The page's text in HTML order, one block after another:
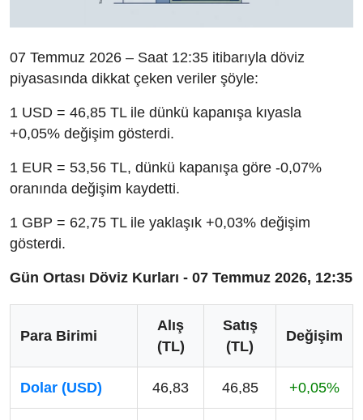
07 Temmuz 2026 – Saat 12:35 itibarıyla döviz
piyasasında dikkat çeken veriler şöyle:
1 USD = 46,85 TL ile dünkü kapanışa kıyasla
+0,05% değişim gösterdi.
1 EUR = 53,56 TL, dünkü kapanışa göre -0,07%
oranında değişim kaydetti.
1 GBP = 62,75 TL ile yaklaşık +0,03% değişim
gösterdi.
Gün Ortası Döviz Kurları - 07 Temmuz 2026, 12:35
Para Birimi
Alış
(TL)
Satış
(TL)
Değişim
Dolar (USD) 46,83 46,85 +0,05%